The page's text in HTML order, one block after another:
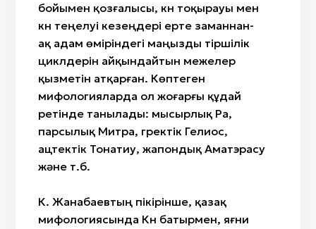
бойымен қозғалысы, күн тоқырауы мен
күн теңелуі кезеңдері ерте заманнан-
ақ адам өміріндегі маңызды тіршілік
циклдерін айқындайтын межелер
қызметін атқарған. Көптеген
мифологияларда ол жоғарғы құдай
ретінде танылады: мысырлық Ра,
парсылық Митра, гректік Гелиос,
ацтектік Тонатиу, жапондық Аматэрасу
және т.б.
К. Жанабаевтың пікірінше, қазақ
мифологиясында Күн батырмен, яғни